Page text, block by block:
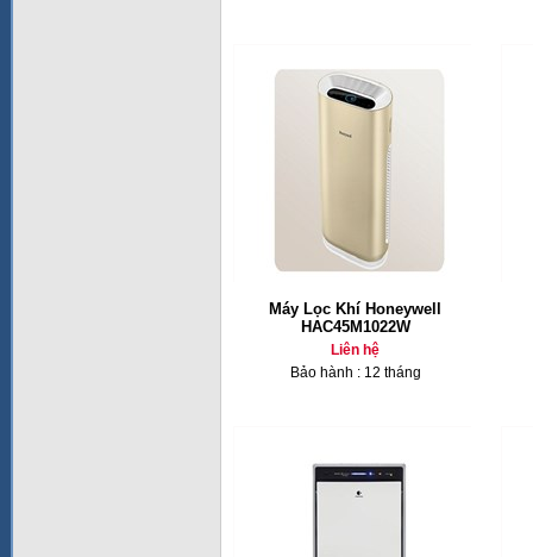
Máy Lọc Khí Honeywell
HAC45M1022W
Liên hệ
Bảo hành : 12 tháng